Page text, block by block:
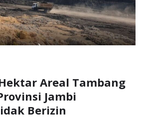
Areal Tambang
Jambi
Berizin